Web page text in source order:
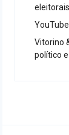
eleitorais
Vitorino
político